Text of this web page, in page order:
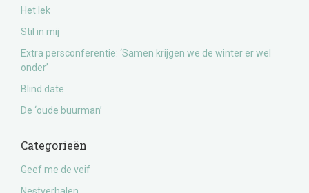
Het lek
Stil in mij
Extra persconferentie: ‘Samen krijgen we de winter er wel
onder’
Blind date
De ‘oude buurman’
Categorieën
Geef me de veif